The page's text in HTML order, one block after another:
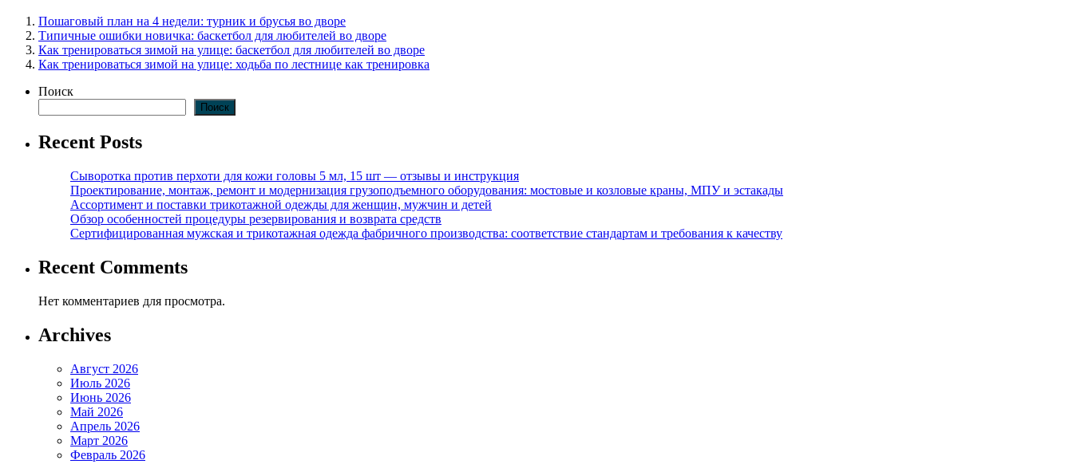
Пошаговый план на 4 недели: турник и брусья во дворе
Типичные ошибки новичка: баскетбол для любителей во дворе
Как тренироваться зимой на улице: баскетбол для любителей во дворе
Как тренироваться зимой на улице: ходьба по лестнице как тренировка
Поиск
Поиск
Recent Posts
Сыворотка против перхоти для кожи головы 5 мл, 15 шт — отзывы и инструкция
Проектирование, монтаж, ремонт и модернизация грузоподъемного оборудования: мостовые и козловые краны, МПУ и эстакады
Ассортимент и поставки трикотажной одежды для женщин, мужчин и детей
Обзор особенностей процедуры резервирования и возврата средств
Сертифицированная мужская и трикотажная одежда фабричного производства: соответствие стандартам и требования к качеству
Recent Comments
Нет комментариев для просмотра.
Archives
Август 2026
Июль 2026
Июнь 2026
Май 2026
Апрель 2026
Март 2026
Февраль 2026